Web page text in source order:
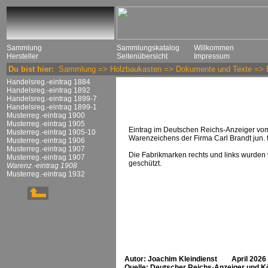
Sammlung
Hersteller
Sammlungskatalog
Seitenübersicht
Willkommen
Impressum
Du bist hier: Sammlung => Holzbaukasten => Dokumente und Texte =>
Handelsreg.-eintrag 1884
Handelsreg.-eintrag 1892
Handelsreg.-eintrag 1899-7
Handelsreg.-eintrag 1899-1
Musterreg.-eintrag 1900
Musterreg.-eintrag 1905
Musterreg.-eintrag 1905-10
Musterreg.-eintrag 1906
Musterreg.-eintrag 1907
Musterreg.-eintrag 1907
Warenz.-eintrag 1908
Musterreg.-eintrag 1932
Eintrag im Deutschen Reichs-Anzeiger
Warenzeichens der Firma Carl Brandt jun.
Die Fabrikmarken rechts und links
geschützt.
Autor: Joachim Kleindienst April 2026